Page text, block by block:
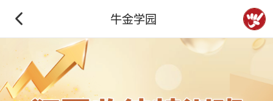
牛金学园